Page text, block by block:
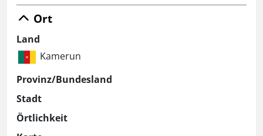
Ort
Land
Kamerun
Provinz/Bundesland
Stadt
Örtlichkeit